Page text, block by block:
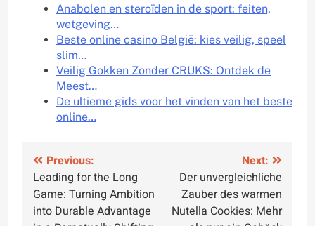
Anabolen en steroïden in de sport: feiten,
wetgeving…
Beste online casino België: kies veilig, speel
slim…
Veilig Gokken Zonder CRUKS: Ontdek de
Meest…
De ultieme gids voor het vinden van het beste
online…
Post
navigation
Previous:
Leading for the Long
Game: Turning Ambition
into Durable Advantage
Next:
Der unvergleichliche
Zauber des warmen
Nutella Cookies: Mehr